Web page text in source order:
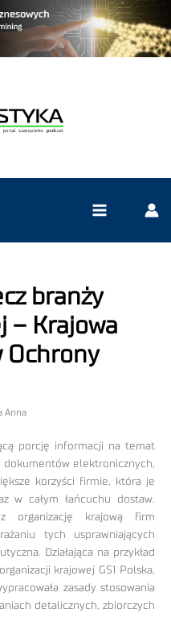
branży
– Krajowa
Ochrony
Anna
porcję informacji na temat
dokumentów elektronicznych,
korzyści firmie, która je
w całym łańcuchu dostaw.
organizację krajową firm
tych usprawniających
Działająca na przykład
krajowej GS1 Polska,
zasady stosowania
detalicznych, zbiorczych